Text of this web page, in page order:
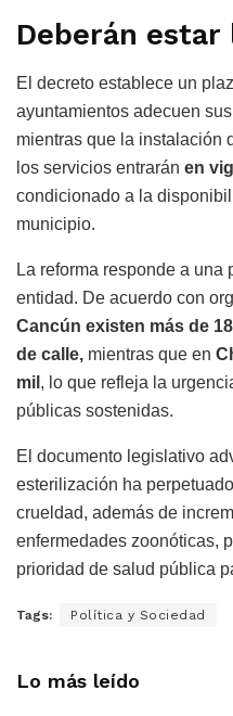
Deberán
El decreto establece un
ayuntamientos adecuen
mientras que la instalación
los servicios entrarán en
condicionado a la
municipio.
La reforma responde a una
entidad. De acuerdo con
Cancún existen más de
de calle, mientras que en
mil , lo que refleja la
públicas sostenidas.
El documento legislativo
esterilización ha
crueldad, además de
enfermedades zoonóticas,
prioridad de salud pública
Tags: Política y Sociedad
Lo más leído